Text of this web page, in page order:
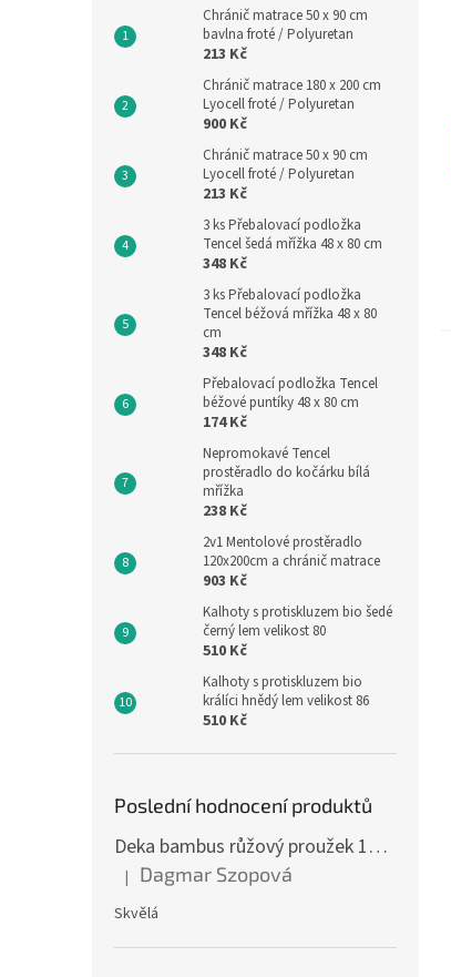
Chránič matrace 50 x 90 cm
bavlna froté / Polyuretan
213 Kč
Chránič matrace 180 x 200 cm
Lyocell froté / Polyuretan
900 Kč
Chránič matrace 50 x 90 cm
Lyocell froté / Polyuretan
213 Kč
3 ks Přebalovací podložka
Tencel šedá mřížka 48 x 80 cm
348 Kč
3 ks Přebalovací podložka
Tencel béžová mřížka 48 x 80
cm
348 Kč
Přebalovací podložka Tencel
béžové puntíky 48 x 80 cm
174 Kč
Nepromokavé Tencel
prostěradlo do kočárku bílá
mřížka
238 Kč
2v1 Mentolové prostěradlo
120x200cm a chránič matrace
903 Kč
Kalhoty s protiskluzem bio šedé
černý lem velikost 80
510 Kč
Kalhoty s protiskluzem bio
králíci hnědý lem velikost 86
510 Kč
Poslední hodnocení produktů
Deka bambus růžový proužek 160 x 200 cm
Hodnocení produktu je 5 z 5 hvězdiček.
| Dagmar Szopová
Skvělá